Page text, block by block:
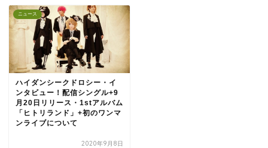
ニュース
ハイダンシークドロシー・イ
ンタビュー！配信シングル+9
月20日リリース・1stアルバム
「ヒトリランド」+初のワンマ
ンライブについて
2020年9月8日